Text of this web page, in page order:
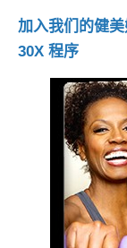
加入我们的健
30X 程序